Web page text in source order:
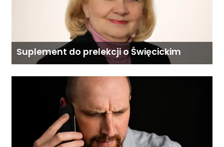
Suplement do prelekcji o Święcickim